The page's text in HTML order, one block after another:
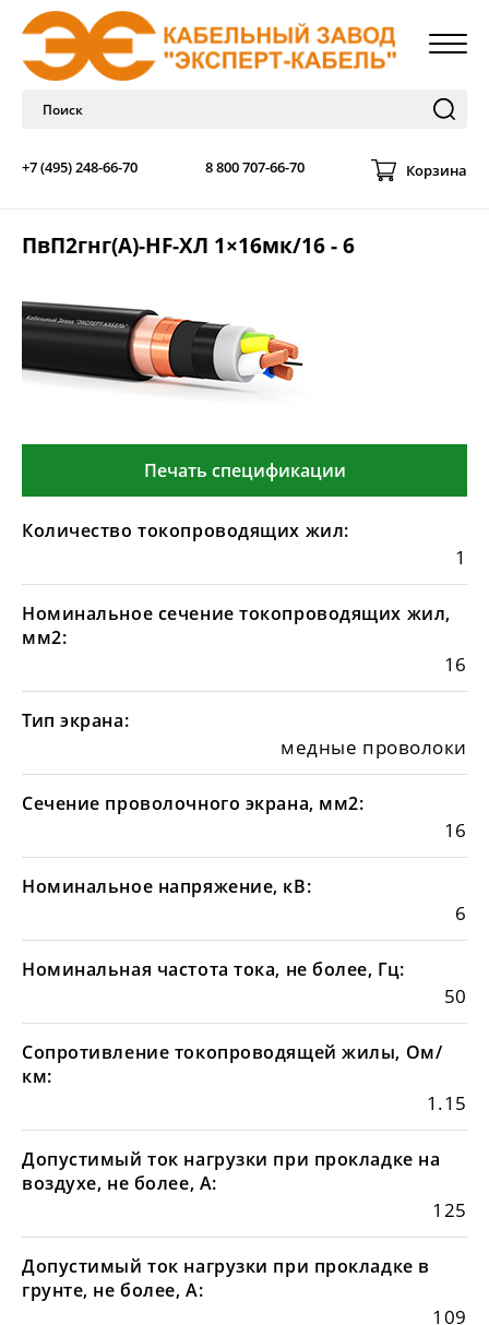
+7 (495) 248-66-70 8 800 707-66-70 Корзина
ПвП2гнг(А)-HF-ХЛ 1×16мк/16 - 6
Печать спецификации
Количество токопроводящих жил:
1
Номинальное сечение токопроводящих жил,
мм2:
16
Тип экрана:
медные проволоки
Сечение проволочного экрана, мм2:
16
Номинальное напряжение, кВ:
6
Номинальная частота тока, не более, Гц:
50
Сопротивление токопроводящей жилы, Ом/
км:
1.15
Допустимый ток нагрузки при прокладке на
воздухе, не более, А:
125
Допустимый ток нагрузки при прокладке в
грунте, не более, А:
109